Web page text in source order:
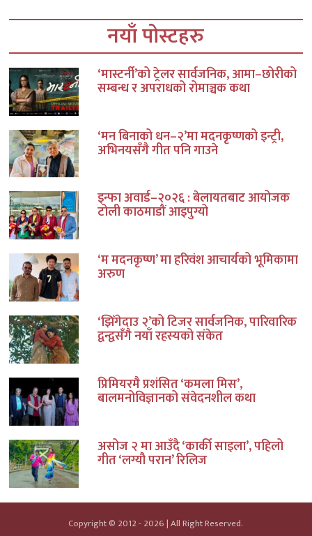
नयाँ पोस्टहरु
‘मास्टर्नी’को ट्रेलर सार्वजनिक, आमा–छोरीको
सम्बन्ध र अपराधको रोमाञ्चक कथा
‘मन बिनाको धन–२’मा मदनकृष्णको इन्ट्री,
अभिनयसँगै गीत पनि गाउने
इन्फा अवार्ड–२०२६ : बेलायतबाट आयोजक
टोली काठमाडौं आइपुग्यो
‘म मदनकृष्ण’ मा हरिवंश आचार्यको भूमिकामा
अरुण
‘झिँगेदाउ २’को टिजर सार्वजनिक, पारिवारिक
द्वन्द्वसँगै नयाँ रहस्यको संकेत
प्रिमियरमै प्रशंसित ‘कमला मिस’,
बालमनोविज्ञानको संवेदनशील कथा
असोज २ मा आउँदै ‘कार्की साइला’, पहिलो
गीत ‘लग्यौ परान’ रिलिज
Copyright © 2012 - 2026 | All Right Reserved.